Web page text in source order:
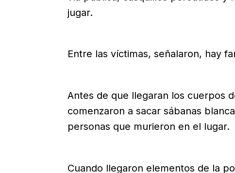
jugar.
Entre las víctimas, señalaron, hay
Antes de que llegaran los cuerpos
comenzaron a sacar sábanas
personas que murieron en el lugar.
Cuando llegaron elementos de la